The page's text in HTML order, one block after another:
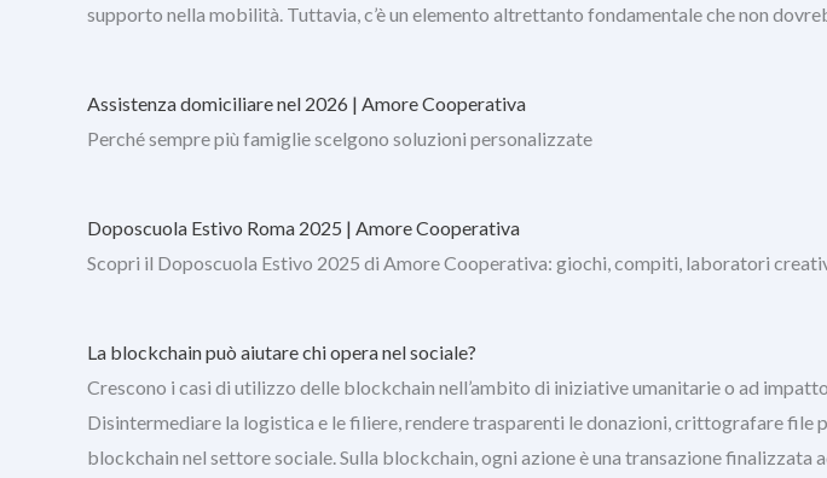
supporto nella mobilità. Tuttavia, c’è un elemento altrettanto fondamentale che non
Assistenza domiciliare nel 2026 | Amore Cooperativa
Perché sempre più famiglie scelgono soluzioni personalizzate
Doposcuola Estivo Roma 2025 | Amore Cooperativa
Scopri il Doposcuola Estivo 2025 di Amore Cooperativa: giochi, compiti, laboratori
La blockchain può aiutare chi opera nel sociale?
Crescono i casi di utilizzo delle blockchain nell’ambito di iniziative umanitarie o ad
Disintermediare la logistica e le filiere, rendere trasparenti le donazioni, crittografare
blockchain nel settore sociale. Sulla blockchain, ogni azione è una transazione